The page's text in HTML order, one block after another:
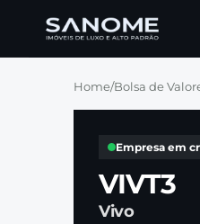
Home/Bolsa de
Empresa em
VIVT3
Vivo